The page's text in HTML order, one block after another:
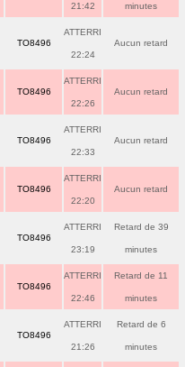
21:42 minutes
TO8496
ATTERRI
22:24
Aucun retard
TO8496
ATTERRI
22:26
Aucun retard
TO8496
ATTERRI
22:33
Aucun retard
TO8496
ATTERRI
22:20
Aucun retard
TO8496
ATTERRI
23:19
Retard de 39
minutes
TO8496
ATTERRI
22:46
Retard de 11
minutes
TO8496
ATTERRI
21:26
Retard de 6
minutes